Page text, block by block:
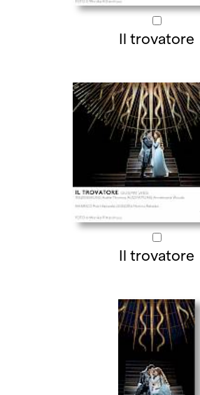
Il trovatore
Il trovatore